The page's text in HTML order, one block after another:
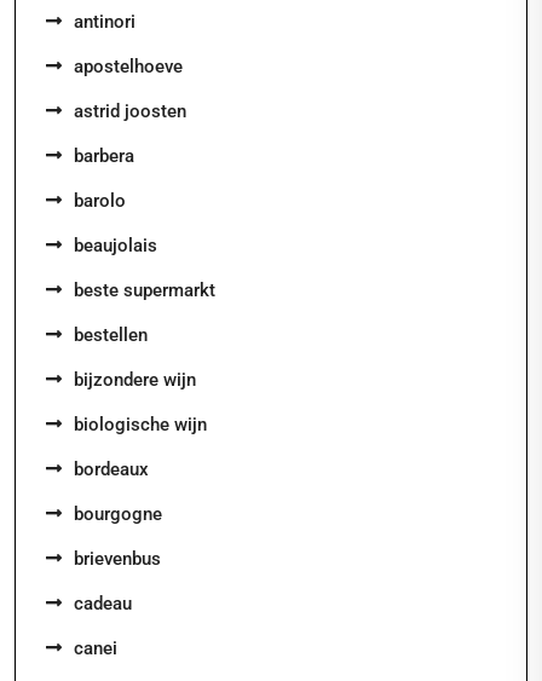
antinori
apostelhoeve
astrid joosten
barbera
barolo
beaujolais
beste supermarkt
bestellen
bijzondere wijn
biologische wijn
bordeaux
bourgogne
brievenbus
cadeau
canei